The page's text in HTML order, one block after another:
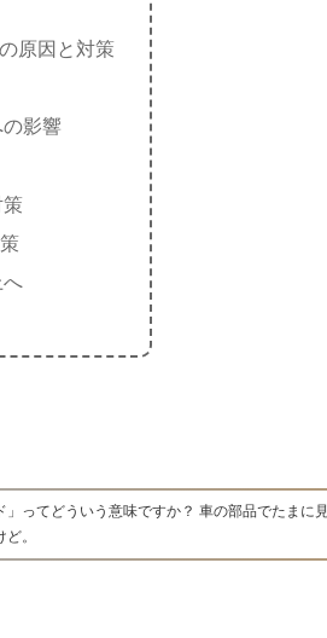
原因と対策
影響
」ってどういう意味ですか？ 車の部品でたまに見
。